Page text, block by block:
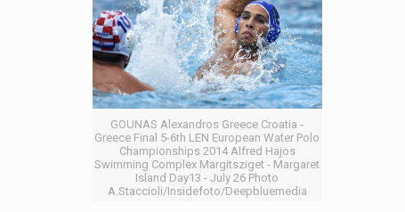
GOUNAS Alexandros Greece Croatia -
Greece Final 5-6th LEN European Water Polo
Championships 2014 Alfred Hajos
Swimming Complex Margitsziget - Margaret
Island Day13 - July 26 Photo
A.Staccioli/Insidefoto/Deepbluemedia